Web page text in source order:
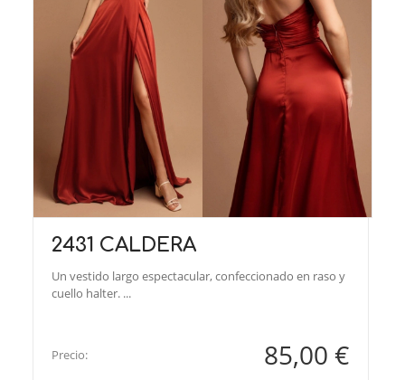
2431 CALDERA
Un vestido largo espectacular, confeccionado en raso y
cuello halter. ...
Precio: 85,00 €